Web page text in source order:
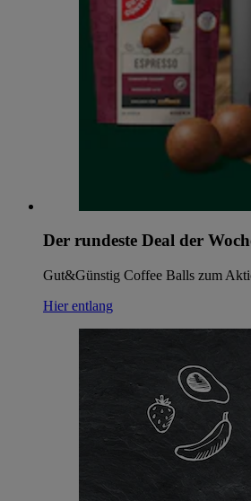
Der rundeste Deal der
Gut&Günstig Coffee Balls zum
Hier entlang